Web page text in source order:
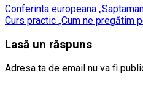
Conferinta europeana
Curs practic „Cum ne pregătim
Lasă un răspuns
Adresa ta de email nu va fi